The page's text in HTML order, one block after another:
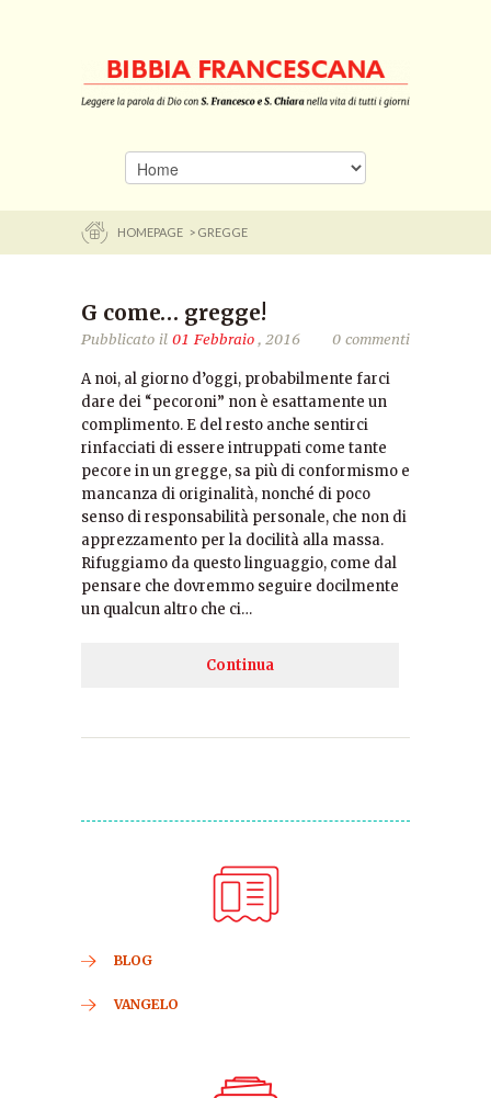
HOMEPAGE > GREGGE
G come… gregge!
Pubblicato il 01 Febbraio, 2016 0 commenti
A noi, al giorno d’oggi, probabilmente farci
dare dei “pecoroni” non è esattamente un
complimento. E del resto anche sentirci
rinfacciati di essere intruppati come tante
pecore in un gregge, sa più di conformismo e
mancanza di originalità, nonché di poco
senso di responsabilità personale, che non di
apprezzamento per la docilità alla massa.
Rifuggiamo da questo linguaggio, come dal
pensare che dovremmo seguire docilmente
un qualcun altro che ci…
Continua
BLOG
VANGELO